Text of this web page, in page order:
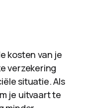
kosten van je
verzekering
situatie. Als
je uitvaart te